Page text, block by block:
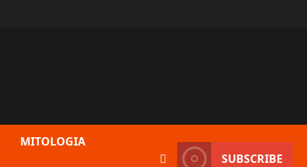
MITOLOGIA
SUBSCRIBE